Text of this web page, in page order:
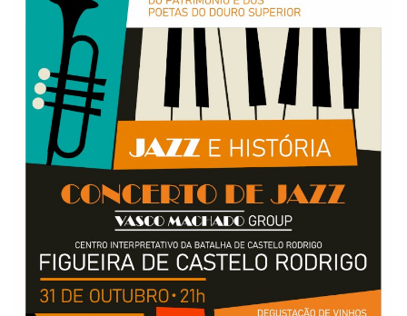
Sobre Nós
Educação
Estatuto Editorial
Saúde
Cultura
Lazer